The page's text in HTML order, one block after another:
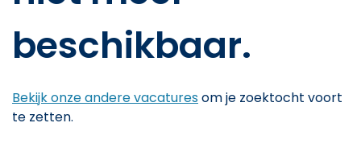
beschikbaar.
Bekijk onze andere vacaturesom je zoektocht voort
te zetten.